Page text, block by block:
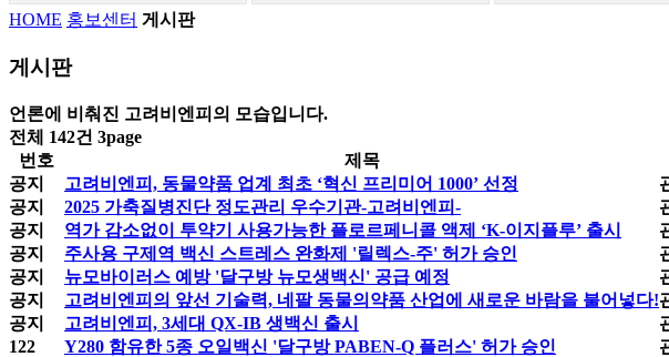
HOME 홍보센터 게시판
게시판
언론에 비춰진 고려비엔피의 모습입니다.
전체 142건 3page
번호
제목
공지
고려비엔피, 동물약품 업계 최초 ‘혁신 프리미어 1000’ 선정
공지
2025 가축질병진단 정도관리 우수기관-고려비엔피-
공지
역가 감소없이 투약기 사용가능한 플로르페니콜 액제 ‘K-이지플루’ 출시
공지
주사용 구제역 백신 스트레스 완화제 '릴렉스-주' 허가 승인
공지
뉴모바이러스 예방 '달구방 뉴모생백신' 공급 예정
공지
고려비엔피의 앞선 기술력, 네팔 동물의약품 산업에 새로운 바람을 불어넣다!
공지
고려비엔피, 3세대 QX-IB 생백신 출시
122
Y280 함유한 5종 오일백신 '달구방 PABEN-Q 플러스' 허가 승인